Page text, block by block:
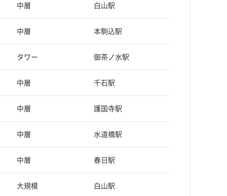
中層 白山駅
中層 本駒込駅
タワー 御茶ノ水駅
中層 千石駅
中層 護国寺駅
中層 水道橋駅
中層 春日駅
大規模 白山駅